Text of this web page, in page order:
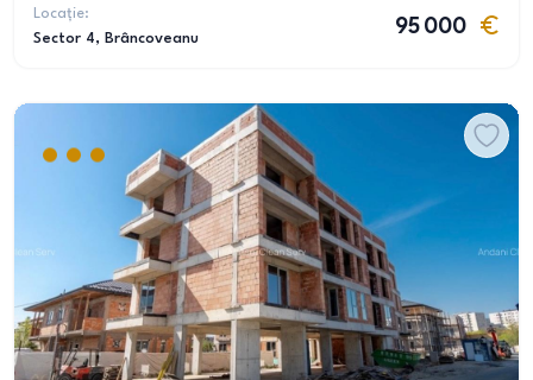
Locație:
Sector 4, Brâncoveanu
95 000